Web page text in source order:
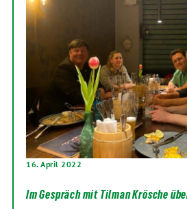
16. April 2022
Im Gespräch mit Tilman Krösche